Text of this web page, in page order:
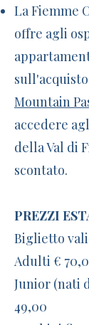
La Fiemme
offre agli
Mountain
accedere
della Val di
scontato.
PREZZI
Biglietto
Adulti €
Junior (nati
49,00